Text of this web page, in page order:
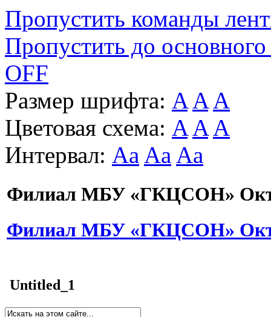
Пропустить команды
Пропустить до основного
OFF
Размер шрифта: A A A
Цветовая схема: A A A
Интервал: Aa Aa Aa
Филиал МБУ «ГКЦСОН»
Филиал МБУ «ГКЦСОН»
Untitled_1